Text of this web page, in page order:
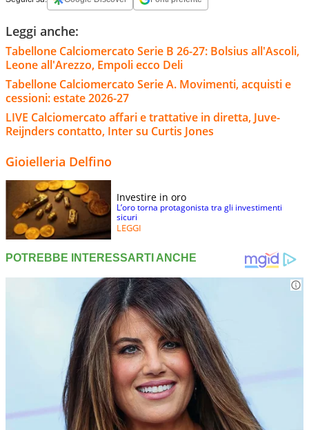
Leggi anche:
Tabellone Calciomercato Serie B 26-27: Bolsius all'Ascoli,
Leone all'Arezzo, Empoli ecco Deli
Tabellone Calciomercato Serie A. Movimenti, acquisti e
cessioni: estate 2026-27
LIVE Calciomercato affari e trattative in diretta, Juve-
Reijnders contatto, Inter su Curtis Jones
Gioielleria Delfino
Investire in oro
L’oro torna protagonista tra gli investimenti
sicuri
LEGGI